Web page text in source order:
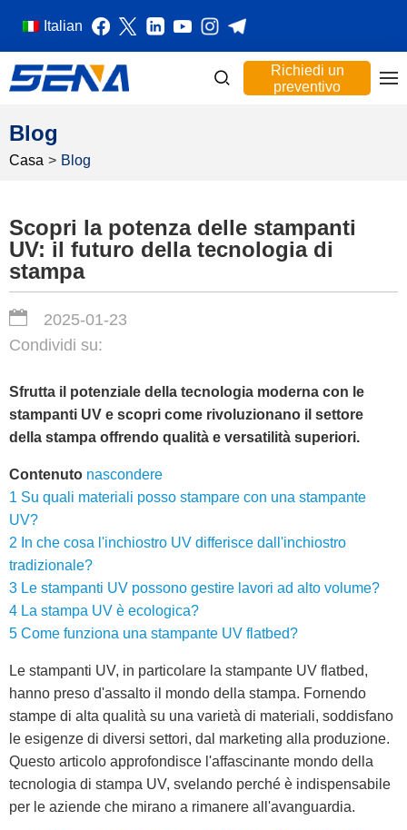
Italian
Richiedi un
preventivo
Blog
Casa > Blog
Scopri la potenza delle stampanti
UV: il futuro della tecnologia di
stampa
2025-01-23
Condividi su:
Sfrutta il potenziale della tecnologia moderna con le
stampanti UV e scopri come rivoluzionano il settore
della stampa offrendo qualità e versatilità superiori.
Contenuto nascondere
1 Su quali materiali posso stampare con una stampante
UV?
2 In che cosa l'inchiostro UV differisce dall'inchiostro
tradizionale?
3 Le stampanti UV possono gestire lavori ad alto volume?
4 La stampa UV è ecologica?
5 Come funziona una stampante UV flatbed?
Le stampanti UV, in particolare la stampante UV flatbed,
hanno preso d'assalto il mondo della stampa. Fornendo
stampe di alta qualità su una varietà di materiali, soddisfano
le esigenze di diversi settori, dal marketing alla produzione.
Questo articolo approfondisce l'affascinante mondo della
tecnologia di stampa UV, svelando perché è indispensabile
per le aziende che mirano a rimanere all'avanguardia.